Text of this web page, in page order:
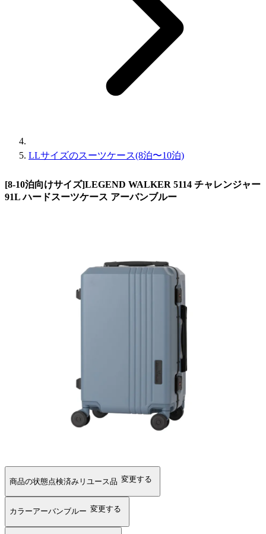
LLサイズのスーツケース(8泊〜10泊)
[8-10泊向けサイズ]LEGEND WALKER 5114 チャレンジャー
91L ハードスーツケース アーバンブルー
商品の状態点検済みリユース品 変更する
カラーアーバンブルー 変更する